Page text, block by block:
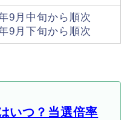
9月中旬から順次
9月下旬から順次
いつ？当選倍率